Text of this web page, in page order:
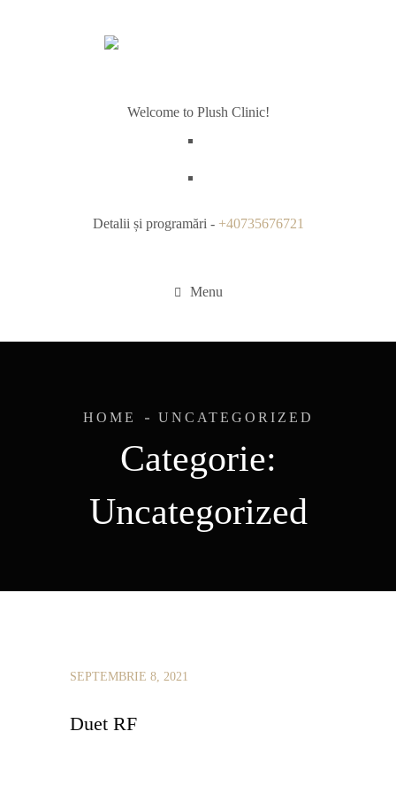
Welcome to Plush Clinic!
Detalii și programări - +40735676721
Menu
Categorie:
Uncategorized
HOME UNCATEGORIZED
SEPTEMBRIE 8, 2021
Duet RF